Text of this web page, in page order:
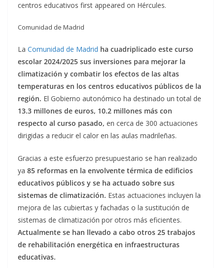
centros educativos first appeared on Hércules.
Comunidad de Madrid
La Comunidad de Madrid ha cuadriplicado este curso
escolar 2024/2025 sus inversiones para mejorar la
climatización y combatir los efectos de las altas
temperaturas en los centros educativos públicos de la
región. El Gobierno autonómico ha destinado un total de
13.3 millones de euros, 10.2 millones más con
respecto al curso pasado, en cerca de 300 actuaciones
dirigidas a reducir el calor en las aulas madrileñas.
Gracias a este esfuerzo presupuestario se han realizado
ya 85 reformas en la envolvente térmica de edificios
educativos públicos y se ha actuado sobre sus
sistemas de climatización. Estas actuaciones incluyen la
mejora de las cubiertas y fachadas o la sustitución de
sistemas de climatización por otros más eficientes.
Actualmente se han llevado a cabo otros 25 trabajos
de rehabilitación energética en infraestructuras
educativas.